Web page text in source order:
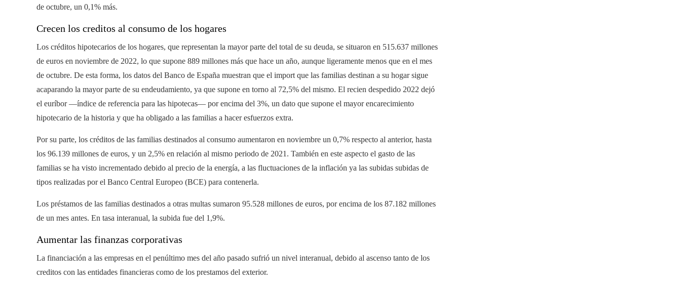
de octubre, un 0,1% más.
Crecen los creditos al consumo de los hogares
Los créditos hipotecarios de los hogares, que representan la mayor parte del total de su deuda, se situaron en 515.637 millones
de euros en noviembre de 2022, lo que supone 889 millones más que hace un año, aunque ligeramente menos que en el mes
de octubre. De esta forma, los datos del Banco de España muestran que el import que las familias destinan a su hogar sigue
acaparando la mayor parte de su endeudamiento, ya que supone en torno al 72,5% del mismo. El recien despedido 2022 dejó
el euríbor —índice de referencia para las hipotecas— por encima del 3%, un dato que supone el mayor encarecimiento
hipotecario de la historia y que ha obligado a las familias a hacer esfuerzos extra.
Por su parte, los créditos de las familias destinados al consumo aumentaron en noviembre un 0,7% respecto al anterior, hasta
los 96.139 millones de euros, y un 2,5% en relación al mismo periodo de 2021. También en este aspecto el gasto de las
familias se ha visto incrementado debido al precio de la energía, a las fluctuaciones de la inflación ya las subidas subidas de
tipos realizadas por el Banco Central Europeo (BCE) para contenerla.
Los préstamos de las familias destinados a otras multas sumaron 95.528 millones de euros, por encima de los 87.182 millones
de un mes antes. En tasa interanual, la subida fue del 1,9%.
Aumentar las finanzas corporativas
La financiación a las empresas en el penúltimo mes del año pasado sufrió un nivel interanual, debido al ascenso tanto de los
creditos con las entidades financieras como de los prestamos del exterior.